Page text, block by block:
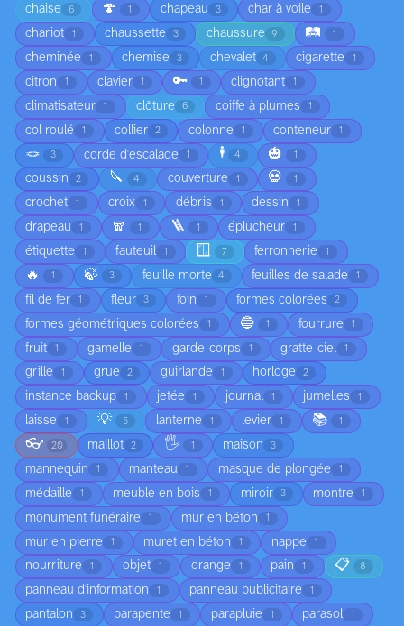
chaise 6 🍄 1 chapeau 3 char à voile 1
chariot 1 chaussette 3 chaussure 9 🛤️ 1
cheminée 1 chemise 3 chevalet 4 cigarette 1
citron 1 clavier 1 🔑 1 clignotant 1
climatisateur 1 clôture 6 coiffe à plumes 1
col roulé 1 collier 2 colonne 1 conteneur 1
🪢 3 corde d'escalade 1 🕴️ 4 🎃 1
coussin 2 🔪 4 couverture 1 💀 1
crochet 1 croix 1 débris 1 dessin 1
drapeau 1 🧣 1 🪜 1 éplucheur 1
étiquette 1 fauteuil 1 🪟 7 ferronnerie 1
🔥 1 🍃 3 feuille morte 4 feuilles de salade 1
fil de fer 1 fleur 3 foin 1 formes colorées 2
formes géométriques colorées 1 🔵 1 fourrure 1
fruit 1 gamelle 1 garde-corps 1 gratte-ciel 1
grille 1 grue 2 guirlande 1 horloge 2
instance backup 1 jetée 1 journal 1 jumelles 1
laisse 1 💡 5 lanterne 1 levier 1 📚 1
👓 20 maillot 2 🖐️ 1 maison 3
mannequin 1 manteau 1 masque de plongée 1
médaille 1 meuble en bois 1 miroir 3 montre 1
monument funéraire 1 mur en béton 1
mur en pierre 1 muret en béton 1 nappe 1
nourriture 1 objet 1 orange 1 pain 1 📋 8
panneau d'information 1 panneau publicitaire 1
pantalon 3 parapente 1 parapluie 1 parasol 1